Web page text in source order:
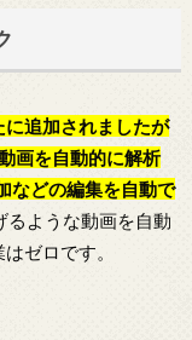
追加されましたが
画を自動的に解析
などの編集を自動で
るような動画を自動
ゼロです。